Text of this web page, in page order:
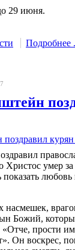
29 июня.
Подробнее
Христос умер
показать
насмешек,
Божий,
«Отче, прости
Он воскрес,